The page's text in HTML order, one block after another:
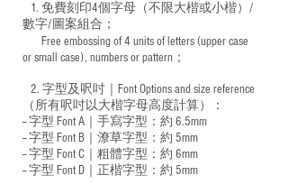
1. 免費刻印4個字母（不限大楷或小楷）/
數字/圖案組合；
Free embossing of 4 units of letters (upper case
or small case), numbers or pattern；
2. 字型及呎吋｜ Font Options and size reference
（所有呎吋以大楷字母高度計算）：
-- 字型 Font A｜手寫字型：約 6.5mm
-- 字型 Font B｜潦草字型： 約 5mm
-- 字型 Font C｜粗體字型：約 6mm
-- 字型 Font D｜正楷字型： 約 5mm